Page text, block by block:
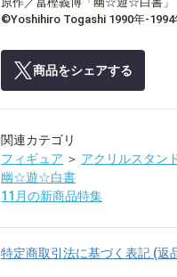
©Yoshihiro Togashi 1990年-
商品をシェアする
関連カテゴリ
フィギュア ＞ アクリルスタン
幽☆遊☆白書
11月の新商品特集
特定商取引法に基づく表記 (返